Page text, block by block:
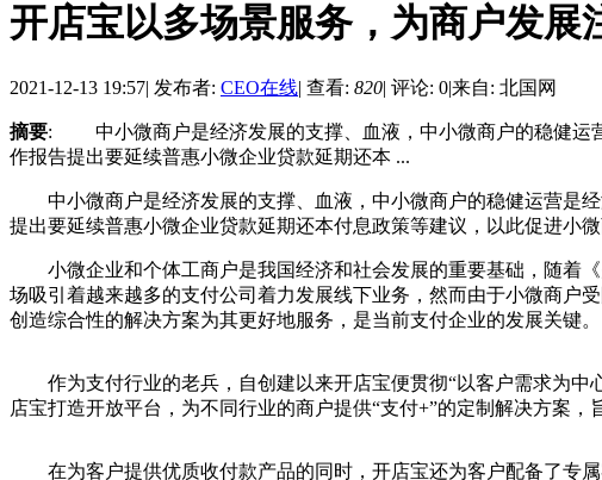
开店宝以多场景服务，为商户发展
2021-12-13 19:57| 发布者: CEO在线| 查看: 820| 评论: 0|来自: 北国网
摘要: 中小微商户是经济发展的支撑、血液，中小微商户的稳健运营
作报告提出要延续普惠小微企业贷款延期还本 ...
中小微商户是经济发展的支撑、血液，中小微商户的稳健运营是经
提出要延续普惠小微企业贷款延期还本付息政策等建议，以此促进小
小微企业和个体工商户是我国经济和社会发展的重要基础，随着《
场吸引着越来越多的支付公司着力发展线下业务，然而由于小微商户
创造综合性的解决方案为其更好地服务，是当前支付企业的发展关键。
作为支付行业的老兵，自创建以来开店宝便贯彻“以客户需求为中
店宝打造开放平台，为不同行业的商户提供“支付+”的定制解决方案，
在为客户提供优质收付款产品的同时，开店宝还为客户配备了专属